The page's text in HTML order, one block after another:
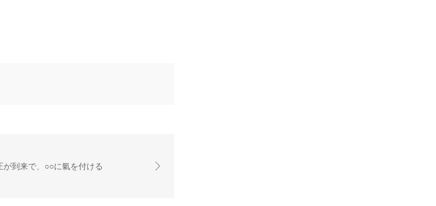
が到来で、○○に氣を付ける